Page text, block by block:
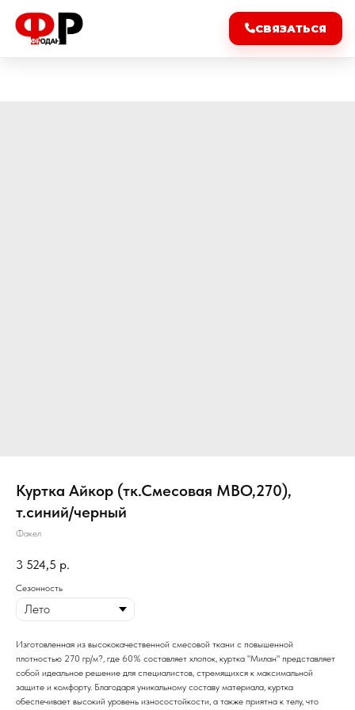
СВЯЗАТЬСЯ
Куртка Айкор (тк.Смесовая МВО,270),
т.синий/черный
Факел
3 524,5 р.
Сезонность
Изготовленная из высококачественной смесовой ткани с повышенной
плотностью 270 гр/м?, где 60% составляет хлопок, куртка "Милан" представляет
собой идеальное решение для специалистов, стремящихся к максимальной
защите и комфорту. Благодаря уникальному составу материала, куртка
обеспечивает высокий уровень износостойкости, а также приятна к телу, что